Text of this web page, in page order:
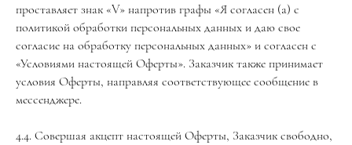
проставляет знак «V» напротив графы «Я согласен (а) с
политикой обработки персональных данных и даю свое
согласие на обработку персональных данных» и согласен с
«Условиями настоящей Оферты». Заказчик также принимает
условия Оферты, направляя соответствующее сообщение в
мессенджере.
4.4. Совершая акцепт настоящей Оферты, Заказчик свободно,